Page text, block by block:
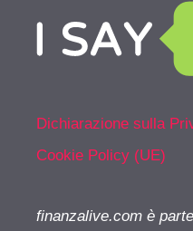
Dichiarazione sulla
Cookie Policy (UE)
finanzalive.com è